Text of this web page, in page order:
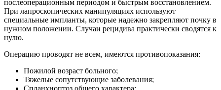
послеоперационным периодом и быстрым восстановлением.
При лапроскопических манипуляциях используют
специальные импланты, которые надежно закрепляют почку в
нужном положении. Случаи рецидива практически сводятся к
нулю.
Операцию проводят не всем, имеются противопоказания:
Пожилой возраст больного;
Тяжелые сопутствующие заболевания;